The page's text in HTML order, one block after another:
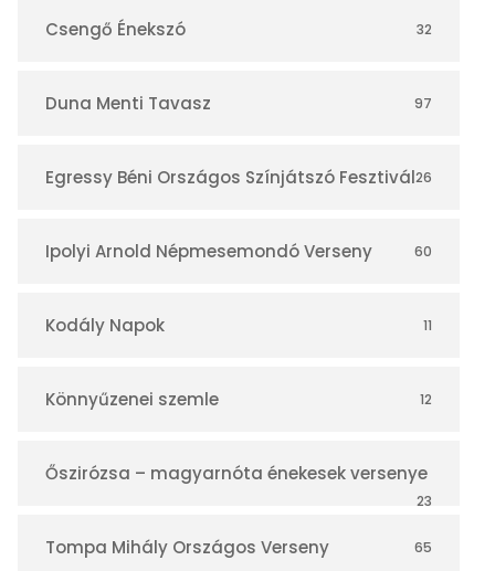
á
r
Csengő Énekszó 32
Duna Menti Tavasz 97
Egressy Béni Országos Színjátszó Fesztivál26
Ipolyi Arnold Népmesemondó Verseny 60
Kodály Napok 11
Könnyűzenei szemle 12
Őszirózsa – magyarnóta énekesek versenye
23
Tompa Mihály Országos Verseny 65